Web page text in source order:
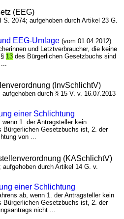
(EEG)
2074; aufgehoben durch Artikel 23 G.
EEG-Umlage (vom 01.04.2012)
und Letztverbraucher, die keine
13 des Bürgerlichen Gesetzbuchs sind
(InvSchlichtV)
durch § 15 V. v. 16.07.2013
einer Schlichtung
wenn 1. der Antragsteller kein
Bürgerlichen Gesetzbuchs ist, 2. der
von ...
(KASchlichtV)
durch Artikel 14 G. v.
einer Schlichtung
ab, wenn 1. der Antragsteller kein
Bürgerlichen Gesetzbuchs ist, 2. der
nicht ...